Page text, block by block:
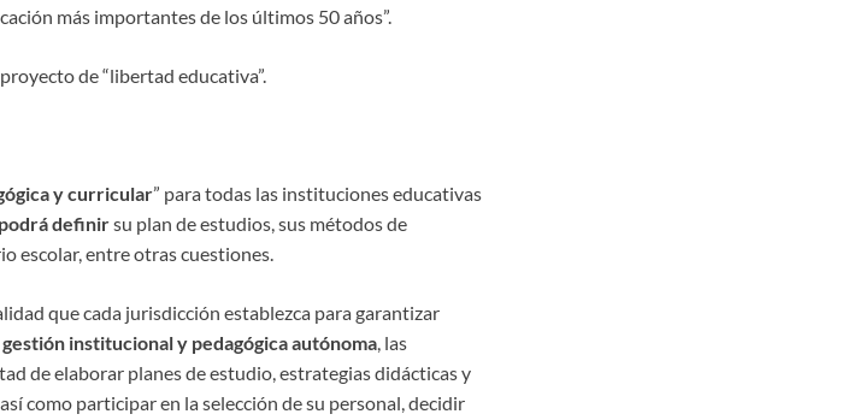
más importantes de los últimos 50 años”.
de “libertad educativa”.
y curricular” para todas las instituciones educativas
definirsu plan de estudios, sus métodos de
escolar, entre otras cuestiones.
que cada jurisdicción establezca para garantizar
gestión institucional y pedagógica autónoma, las
de elaborar planes de estudio, estrategias didácticas y
como participar en la selección de su personal, decidir